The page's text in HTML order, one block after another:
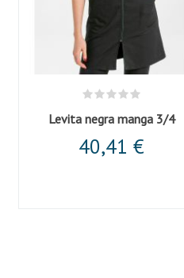
Levita negra manga 3/4
40,41 €